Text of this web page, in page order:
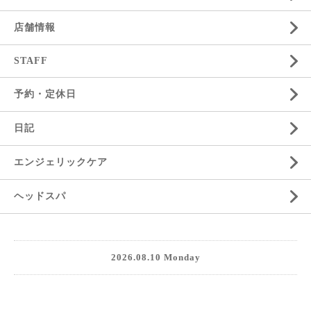
店舗情報
STAFF
予約・定休日
日記
エンジェリックケア
ヘッドスパ
2026.08.10 Monday